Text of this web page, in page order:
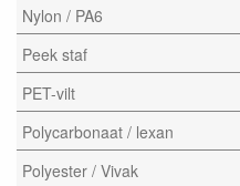
Nylon / PA6
Peek staf
PET-vilt
Polycarbonaat / lexan
Polyester / Vivak